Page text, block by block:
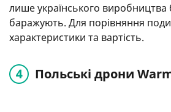
лише українського
баражують. Для порівняння
характеристики та вартість.
Польські дрони